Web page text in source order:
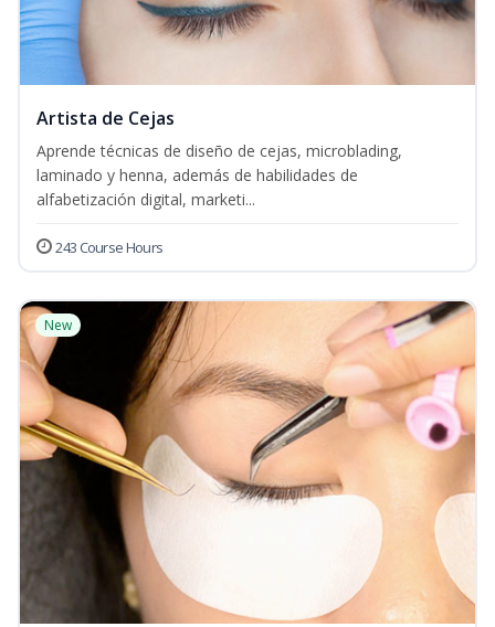
Artista de Cejas
Aprende técnicas de diseño de cejas, microblading,
laminado y henna, además de habilidades de
alfabetización digital, marketi...
243 Course Hours
New